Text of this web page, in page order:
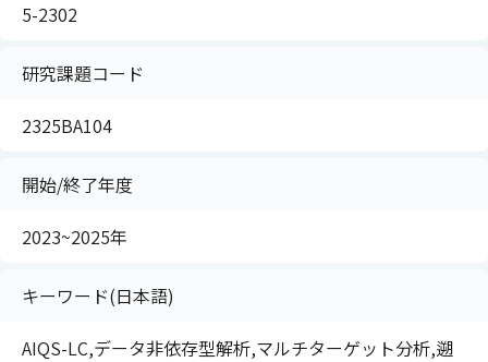
5-2302
研究課題コード
2325BA104
開始/終了年度
2023~2025年
キーワード(日本語)
AIQS-LC,データ非依存型解析,マルチターゲット分析,遡